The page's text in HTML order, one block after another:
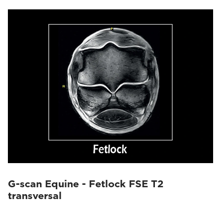
G-scan Equine - Fetlock FSE T2
transversal